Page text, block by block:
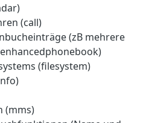
(call)
(zB mehrere
(filesystem)
(mms)